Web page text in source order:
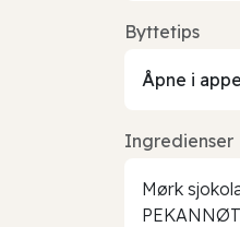
Byttetips
Åpne i
Ingredienser
Mørk